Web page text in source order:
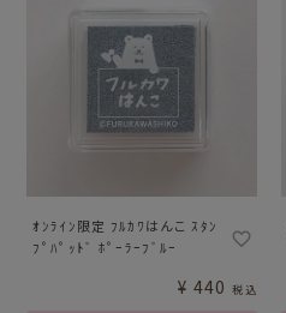
ｵﾝﾗｲﾝ限定 ﾌﾙｶﾜはんこ ｽﾀﾝ
ﾌﾟﾊﾟｯﾄﾞ ﾎﾟｰﾗｰﾌﾞﾙｰ
¥ 440 税込